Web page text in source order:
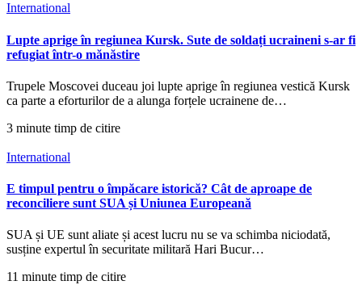
International
Lupte aprige în regiunea Kursk. Sute de soldați ucraineni s-ar fi
refugiat într-o mănăstire
Trupele Moscovei duceau joi lupte aprige în regiunea vestică Kursk
ca parte a eforturilor de a alunga forțele ucrainene de…
3 minute timp de citire
International
E timpul pentru o împăcare istorică? Cât de aproape de
reconciliere sunt SUA și Uniunea Europeană
SUA și UE sunt aliate și acest lucru nu se va schimba niciodată,
susține expertul în securitate militară Hari Bucur…
11 minute timp de citire